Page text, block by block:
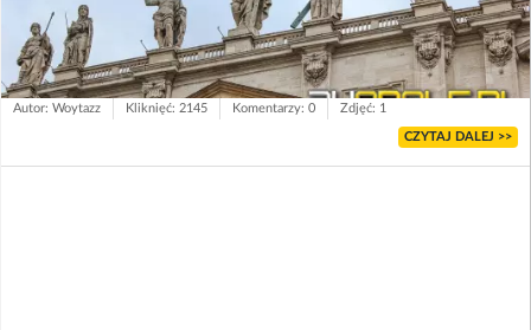
Autor: Woytazz Kliknięć: 2145 Komentarzy: 0 Zdjęć: 1
CZYTAJ DALEJ >>